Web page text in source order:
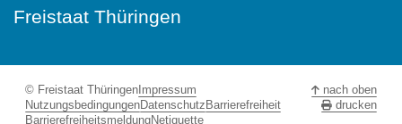
Freistaat Thüringen
© Freistaat Thüringen Impressum
NutzungsbedingungenDatenschutz Barrierefreiheit
BarrierefreiheitsmeldungNetiquette
nach oben
drucken